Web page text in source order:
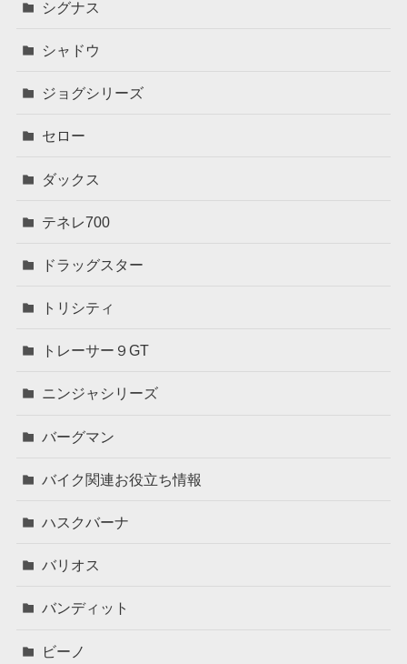
シグナス
シャドウ
ジョグシリーズ
セロー
ダックス
テネレ700
ドラッグスター
トリシティ
トレーサー９GT
ニンジャシリーズ
バーグマン
バイク関連お役立ち情報
ハスクバーナ
バリオス
バンディット
ビーノ